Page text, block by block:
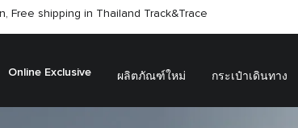
Free shipping in Thailand Track&Trace
Online Exclusive ผลิตภัณฑ์ใหม่ กระเป๋าเดินทาง